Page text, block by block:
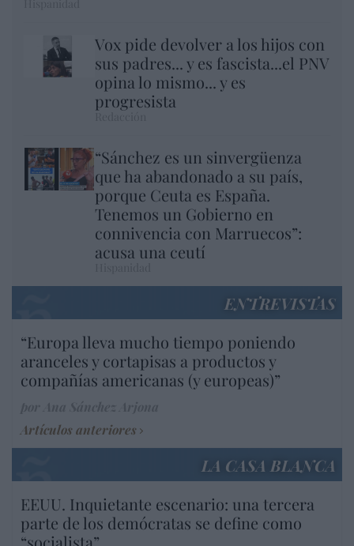
Vox pide devolver a los hijos con
sus padres... y es fascista...el PNV
opina lo mismo... y es
progresista
“Sánchez es un sinvergüenza
que ha abandonado a su país,
porque Ceuta es España.
Tenemos un Gobierno en
connivencia con Marruecos”:
acusa una ceutí
ENTREVISTAS
“Europa lleva mucho tiempo poniendo
aranceles y cortapisas a productos y
compañías americanas (y europeas)”
Artículos anteriores
LA CASA BLANCA
EEUU. Inquietante escenario: una tercera
parte de los demócratas se define como